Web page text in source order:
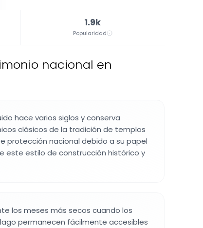
1.9k
Popularidad
nacional en
hace varios siglos y conserva
clásicos de la tradición de templos
protección nacional debido a su papel
este estilo de construcción histórico y
los meses más secos cuando los
permanecen fácilmente accesibles